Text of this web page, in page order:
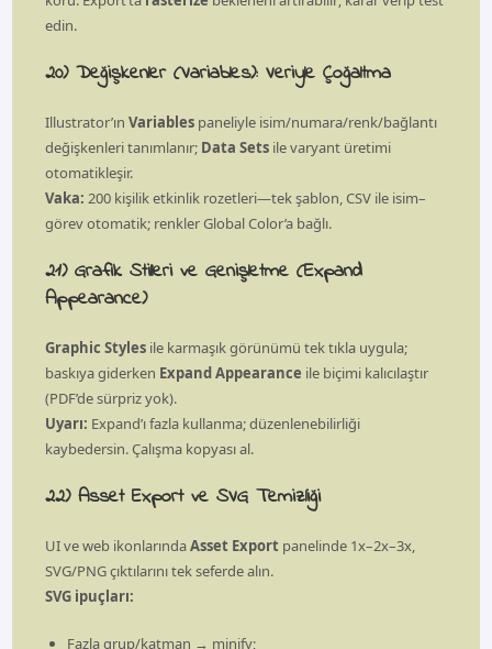
edin.
20) Değişkenler (Variables): Veriyle Çoğaltma
Illustrator’ınVariables paneliyle isim/numara/renk/bağlantı
değişkenleri tanımlanır; Data Sets ile varyant üretimi
otomatikleşir.
Vaka: 200 kişilik etkinlik rozetleri—tek şablon, CSV ile isim–
görev otomatik; renkler Global Color’a bağlı.
21) Grafik Stilleri ve Genişletme (Expand
Appearance)
Graphic Styles ile karmaşık görünümü tek tıkla uygula;
baskıya giderken Expand Appearance ile biçimi kalıcılaştır
(PDF’de sürpriz yok).
Uyarı: Expand’ı fazla kullanma; düzenlenebilirliği
kaybedersin. Çalışma kopyası al.
22) Asset Export ve SVG Temizliği
UI ve web ikonlarındaAsset Export panelinde 1x–2x–3x,
SVG/PNG çıktılarını tek seferde alın.
SVG ipuçları:
Fazla grup/katman → minify;